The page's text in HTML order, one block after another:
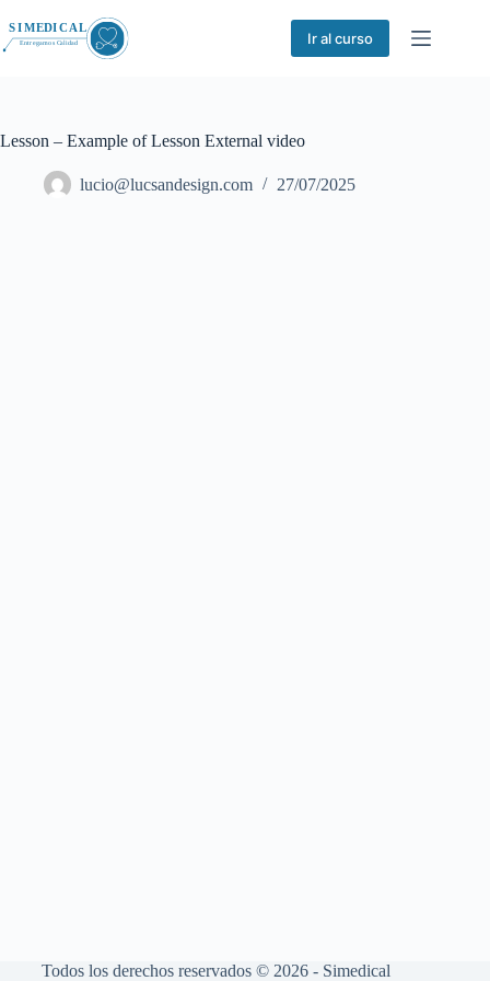
al
contenido
Ir al curso
Lesson – Example of Lesson External video
lucio@lucsandesign.com 27/07/2025
Todos los derechos reservados © 2026 - Simedical